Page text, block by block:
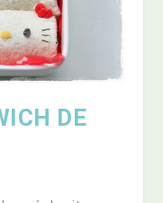
DE